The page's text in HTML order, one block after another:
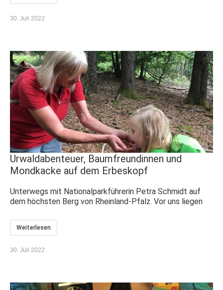
30. Juli 2022
Urwaldabenteuer, Baumfreundinnen und
Mondkacke auf dem Erbeskopf
30. Juli 2022
Unterwegs mit Nationalparkführerin Petra Schmidt auf
dem höchsten Berg von Rheinland-Pfalz. Vor uns liegen
Weiterlesen